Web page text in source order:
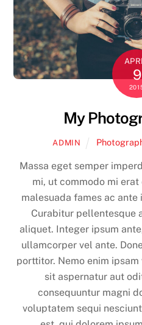
9
My
ADMIN
Massa eget semper
mi, ut commodo mi
malesuada fames ac
Curabitur pellentesque
aliquet. Integer ipsum
ullamcorper vel ante.
porttitor. Nemo enim
sit aspernatur aut
consequuntur magni
voluptatem sequi